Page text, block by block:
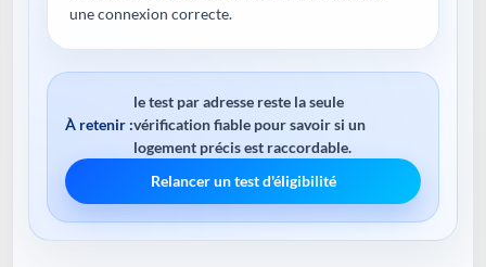
une connexion correcte.
À retenir :
le test par adresse reste la seule
vérification fiable pour savoir si un
logement précis est raccordable.
Relancer un test d'éligibilité